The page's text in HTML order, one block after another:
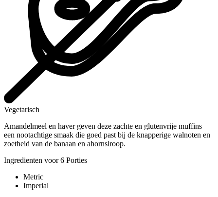
Vegetarisch
Amandelmeel en haver geven deze zachte en glutenvrije muffins
een nootachtige smaak die goed past bij de knapperige walnoten en
zoetheid van de banaan en ahornsiroop.
Ingredienten voor 6 Porties
Metric
Imperial